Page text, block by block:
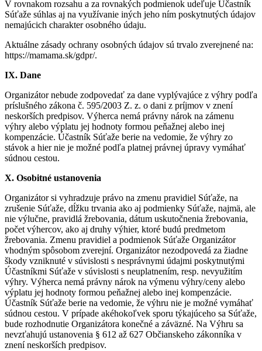
V rovnakom rozsahu a za rovnakých podmienok udeľuje Účastník
Súťaže súhlas aj na využívanie iných jeho ním poskytnutých údajov
nemajúcich charakter osobného údaju.
Aktuálne zásady ochrany osobných údajov sú trvalo zverejnené na:
https://mamama.sk/gdpr/.
IX. Dane
Organizátor nebude zodpovedať za dane vyplývajúce z výhry podľa
príslušného zákona č. 595/2003 Z. z. o dani z príjmov v znení
neskorších predpisov. Výherca nemá právny nárok na zámenu
výhry alebo výplatu jej hodnoty formou peňažnej alebo inej
kompenzácie. Účastník Súťaže berie na vedomie, že výhry zo
stávok a hier nie je možné podľa platnej právnej úpravy vymáhať
súdnou cestou.
X. Osobitné ustanovenia
Organizátor si vyhradzuje právo na zmenu pravidiel Súťaže, na
zrušenie Súťaže, dĺžku trvania ako aj podmienky Súťaže, najmä, ale
nie výlučne, pravidlá žrebovania, dátum uskutočnenia žrebovania,
počet výhercov, ako aj druhy výhier, ktoré budú predmetom
žrebovania. Zmenu pravidiel a podmienok Súťaže Organizátor
vhodným spôsobom zverejní. Organizátor nezodpovedá za žiadne
škody vzniknuté v súvislosti s nesprávnymi údajmi poskytnutými
Účastníkmi Súťaže v súvislosti s neuplatnením, resp. nevyužitím
výhry. Výherca nemá právny nárok na výmenu výhry/ceny alebo
výplatu jej hodnoty formou peňažnej alebo inej kompenzácie.
Účastník Súťaže berie na vedomie, že výhru nie je možné vymáhať
súdnou cestou. V prípade akéhokoľvek sporu týkajúceho sa Súťaže,
bude rozhodnutie Organizátora konečné a záväzné. Na Výhru sa
nevzťahujú ustanovenia § 612 až 627 Občianskeho zákonníka v
znení neskorších predpisov.